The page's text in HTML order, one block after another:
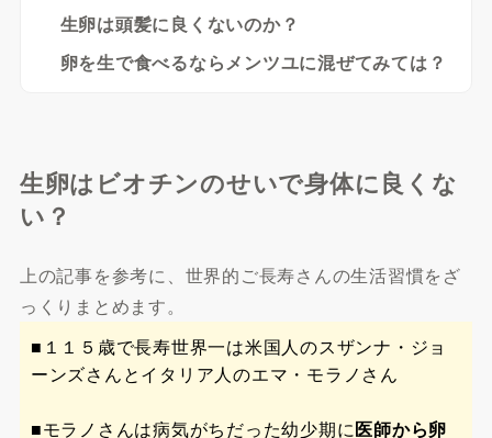
生卵は頭髪に良くないのか？
卵を生で食べるならメンツユに混ぜてみては？
生卵はビオチンのせいで身体に良くな
い？
上の記事を参考に、世界的ご長寿さんの生活習慣をざ
っくりまとめます。
■１１５歳で長寿世界一は米国人のスザンナ・ジョ
ーンズさんとイタリア人のエマ・モラノさん
■モラノさんは病気がちだった幼少期に医師から卵